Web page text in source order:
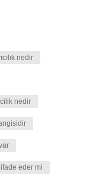
nedir
nedir
ifade eder mi